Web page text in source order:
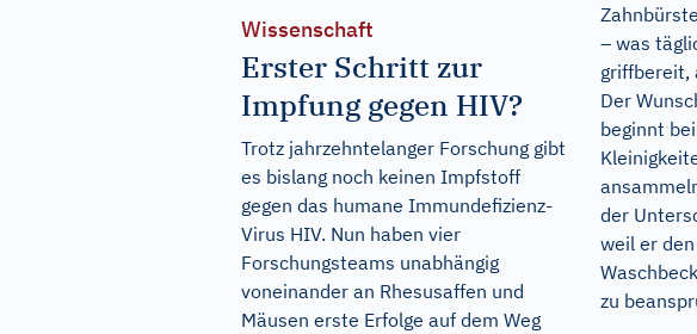
Wissenschaft
Erster Schritt zur
Impfung gegen HIV?
Trotz jahrzehntelanger Forschung gibt
es bislang noch keinen Impfstoff
gegen das humane Immundefizienz-
Virus HIV. Nun haben vier
Forschungsteams unabhängig
voneinander an Rhesusaffen und
Mäusen erste Erfolge auf dem Weg
– was
griffbereit,
Der
beginnt
der
weil er
zu